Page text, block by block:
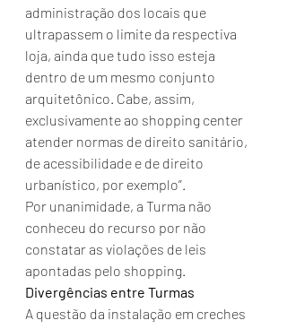
administração dos locais que
ultrapassem o limite da respectiva
loja, ainda que tudo isso esteja
dentro de um mesmo conjunto
arquitetônico. Cabe, assim,
exclusivamente ao shopping center
atender normas de direito sanitário,
de acessibilidade e de direito
urbanístico, por exemplo”.
Por unanimidade, a Turma não
conheceu do recurso por não
constatar as violações de leis
apontadas pelo shopping.
Divergências entre Turmas
A questão da instalação em creches